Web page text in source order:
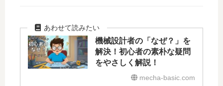
機械設計者の「なぜ？」を
解決！初心者の素朴な疑問
をやさしく解説！
mecha-basic.com